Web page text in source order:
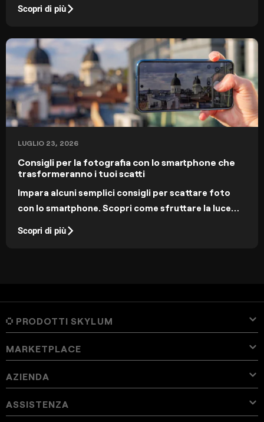
servizio e trovare gli angoli più valorizzanti.
Scopri di più
LUGLIO 23, 2026
Consigli per la fotografia con lo smartphone che
trasformeranno i tuoi scatti
Impara alcuni semplici consigli per scattare foto
con lo smartphone. Scopri come sfruttare la luce
per ottenere risultati dall'aspetto professionale.
Scopri di più
PRODOTTI SKYLUM
Luminar Neo
Prezzi
Panoramica
Luminar per iPad
Luminar per iPhone
Aperty
Panoramica
Prezzi
Tool Online
Editor online
MARKETPLACE
preset
Preset per Lightroom
Bundle Luminar Neo
LUT
AZIENDA
Informazioni su Skylum
ASSISTENZA